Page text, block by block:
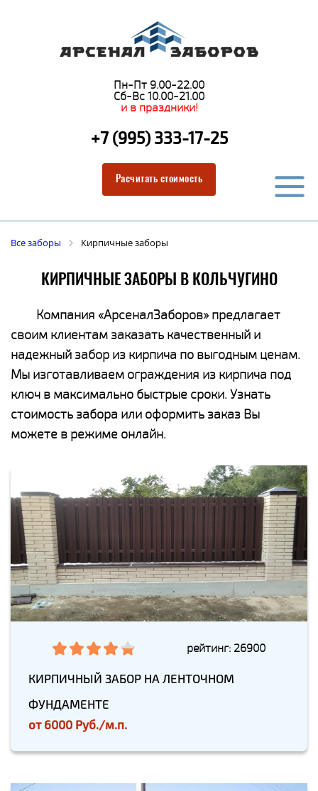
Пн-Пт 9.00-22.00
Сб-Вс 10.00-21.00
и в праздники!
+7 (995) 333-17-25
Расчитать стоимость
Все заборы Кирпичные заборы
КИРПИЧНЫЕ ЗАБОРЫ В КОЛЬЧУГИНО
Компания «АрсеналЗаборов» предлагает
своим клиентам заказать качественный и
надежный забор из кирпича по выгодным ценам.
Мы изготавливаем ограждения из кирпича под
ключ в максимально быстрые сроки. Узнать
стоимость забора или оформить заказ Вы
можете в режиме онлайн.
рейтинг: 26900
КИРПИЧНЫЙ ЗАБОР НА ЛЕНТОЧНОМ
ФУНДАМЕНТЕ
от6000 Руб./м.п.